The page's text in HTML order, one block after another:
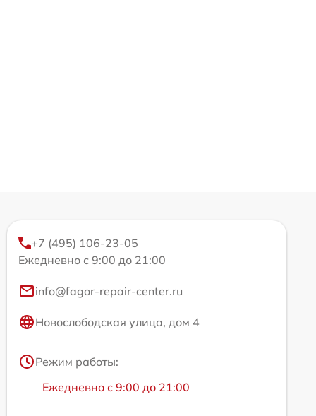
+7 (495) 106-23-05
Ежедневно с 9:00 до 21:00
info@fagor-repair-center.ru
Новослободская улица, дом 4
Режим работы:
Ежедневно с 9:00 до 21:00